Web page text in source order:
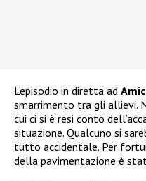
L’episodio in diretta ad
smarrimento tra gli allievi.
cui ci si è resi conto
situazione. Qualcuno si
tutto accidentale. Per
della pavimentazione è